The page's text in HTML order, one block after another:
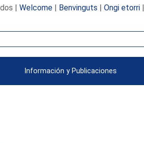
| Welcome| Benvinguts | Ongi etorri|
Información y Publicaciones